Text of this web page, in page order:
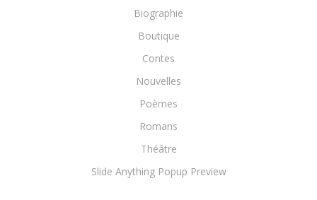
Biographie
Boutique
Contes
Nouvelles
Poèmes
Romans
Théâtre
Slide Anything Popup Preview